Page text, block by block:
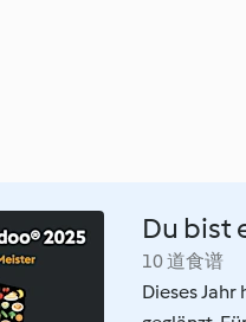
Du bist
10 道食谱
Dieses